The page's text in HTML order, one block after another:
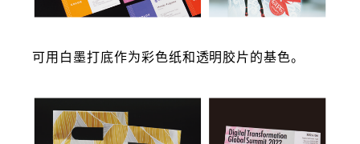
可用白墨打底作为彩色纸和透明胶片的基色。